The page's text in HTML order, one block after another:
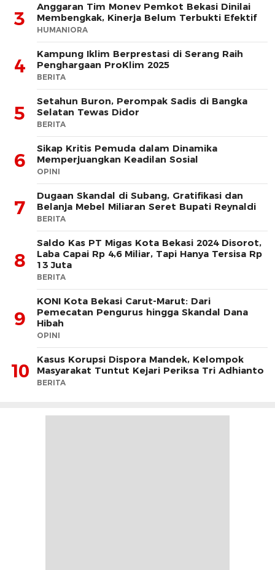
3
Anggaran Tim Monev Pemkot Bekasi Dinilai
Membengkak, Kinerja Belum Terbukti Efektif
HUMANIORA
4
Kampung Iklim Berprestasi di Serang Raih
Penghargaan ProKlim 2025
BERITA
5
Setahun Buron, Perompak Sadis di Bangka
Selatan Tewas Didor
BERITA
6
Sikap Kritis Pemuda dalam Dinamika
Memperjuangkan Keadilan Sosial
OPINI
7
Dugaan Skandal di Subang, Gratifikasi dan
Belanja Mebel Miliaran Seret Bupati Reynaldi
BERITA
8
Saldo Kas PT Migas Kota Bekasi 2024 Disorot,
Laba Capai Rp 4,6 Miliar, Tapi Hanya Tersisa Rp
13 Juta
BERITA
9
KONI Kota Bekasi Carut-Marut: Dari
Pemecatan Pengurus hingga Skandal Dana
Hibah
OPINI
10
Kasus Korupsi Dispora Mandek, Kelompok
Masyarakat Tuntut Kejari Periksa Tri Adhianto
BERITA